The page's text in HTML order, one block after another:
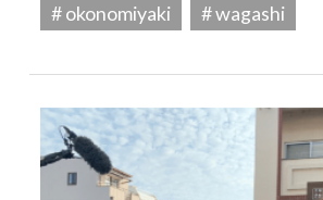
# okonomiyaki
# wagashi